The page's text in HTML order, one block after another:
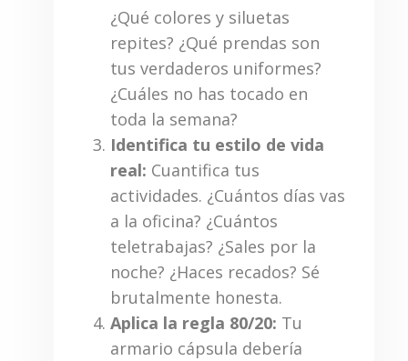
¿Qué colores y siluetas
repites? ¿Qué prendas son
tus verdaderos uniformes?
¿Cuáles no has tocado en
toda la semana?
Identifica tu estilo de vida
real: Cuantifica tus
actividades. ¿Cuántos días vas
a la oficina? ¿Cuántos
teletrabajas? ¿Sales por la
noche? ¿Haces recados? Sé
brutalmente honesta.
Aplica la regla 80/20: Tu
armario cápsula debería